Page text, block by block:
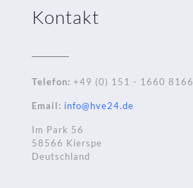
Kontakt
Telefon: +49 (0) 151 - 1660 8166
Email: info@hve24.de
Im Park 56
58566 Kierspe
Deutschland